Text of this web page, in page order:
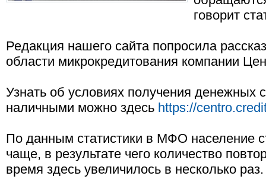
говорит
Редакция нашего сайта попросила
области микрокредитования компании
Узнать об условиях получения денежных
наличными можно здесь https://
По данным статистики в МФО население
чаще, в результате чего количество
время здесь увеличилось в несколько раз.